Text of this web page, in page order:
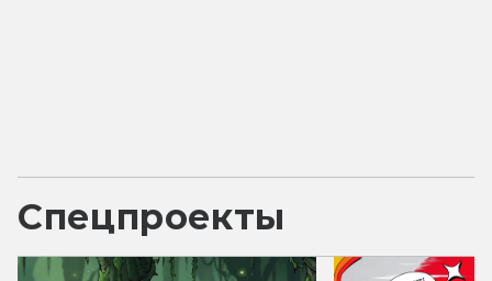
Спецпроекты